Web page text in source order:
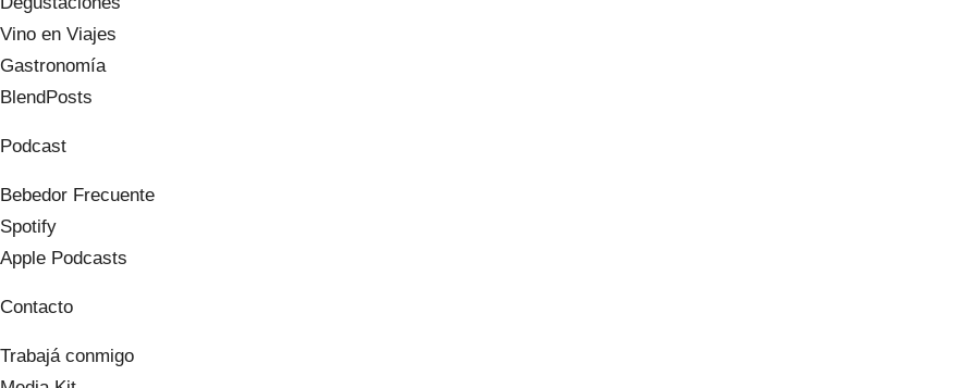
Vino en Viajes
Gastronomía
BlendPosts
Podcast
Bebedor Frecuente
Spotify
Apple Podcasts
Contacto
Trabajá conmigo